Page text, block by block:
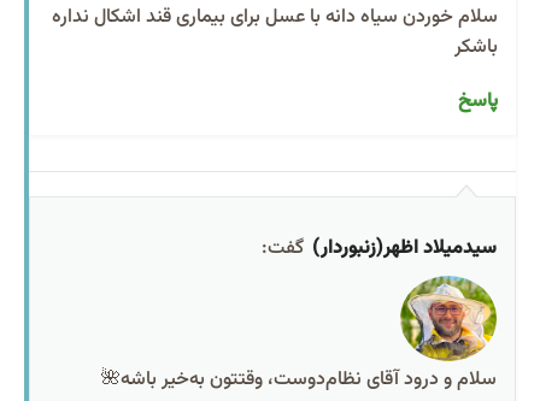
سلام خوردن سیاه دانه با عسل برای بیماری قند اشکال نداره
باشکر
پاسخ
سیدمیلاد اظهر(زنبوردار) گفت:
سلام و درود آقای نظام‌دوست، وقتتون به‌خیر باشه🌺